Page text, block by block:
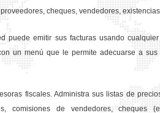
cheques, vendedores,
puede emitir sus facturas usando
un menú que le permite adecuarse a sus
fiscales. Administra sus listas de
comisiones de vendedores, cheques